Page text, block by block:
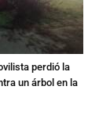
perdió la
un árbol en la